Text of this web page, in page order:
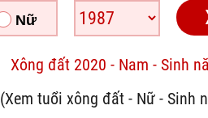
Nữ
Xông đất 2020 - Nam - Sinh
(Xem tuổi xông đất - Nữ - Sinh